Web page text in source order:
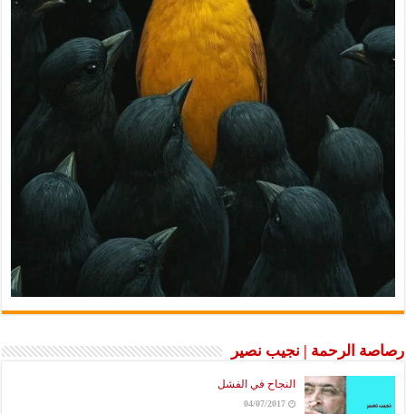
رصاصة الرحمة | نجيب نصير
النجاح في الفشل
04/07/2017